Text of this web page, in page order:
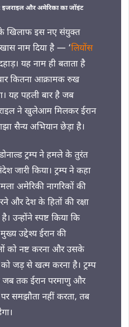
इजराइल और अमेरिका का जॉइंट
खिलाफ इस नए संयुक्त
नाम दिया है — ‘लियोंस
यह नाम ही बताता है
कितना आक्रामक रुख
यह पहली बार है जब
ने खुलेआम मिलकर ईरान
सैन्य अभियान छेड़ा है।
डोनाल्ड ट्रम्प ने हमले के तुरंत
जारी किया। ट्रम्प ने कहा
अमेरिकी नागरिकों की
और देश के हितों की रक्षा
उन्होंने स्पष्ट किया कि
उद्देश्य ईरान की
को नष्ट करना और उसके
को जड़ से खत्म करना है। ट्रम्प
जब तक ईरान परमाणु और
पर समझौता नहीं करता, तब